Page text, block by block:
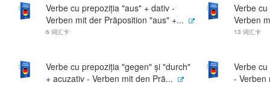
Verbe cu prepoziția "aus" + dativ -
Verben mit der Präposition "aus" +...
6 词汇卡
Verbe
Verben
13 词汇卡
Verbe cu prepoziția "gegen" și "durch"
+ acuzativ - Verben mit den Prä...
Verbe
- Verben